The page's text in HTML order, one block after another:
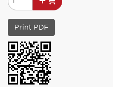
Print PDF